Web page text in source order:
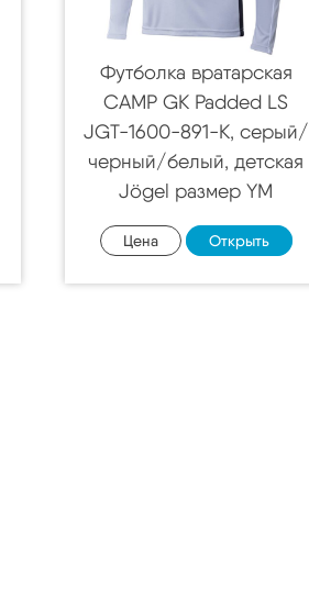
Футболка вратарская
CAMP GK Padded LS
JGT-1600-891-K, серый/
черный/белый, детская
Jögel размер YM
Цена Открыть